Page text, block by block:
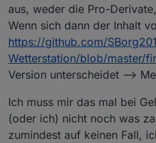
aus, weder die Pro-
Wenn sich dann der Inhalt
https://github.com/
Wetterstation/blob/master/
Version unterscheidet -->
Ich muss mir das mal bei
(oder ich) nicht noch was
zumindest auf keinen Fall,